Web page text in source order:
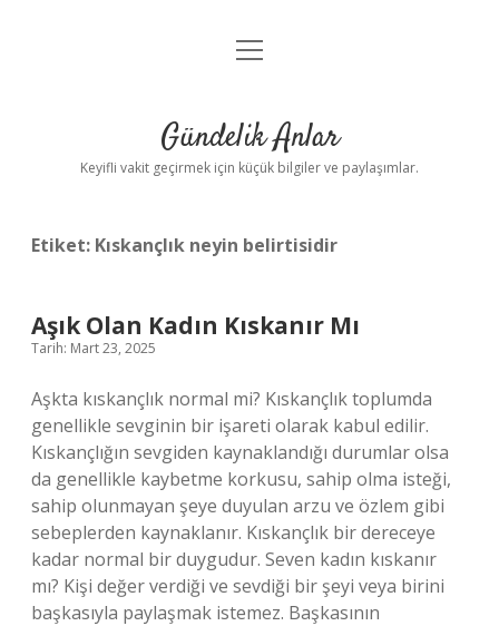
Anasayfa
Yasal Uyarı
menüyü
Gündelik Anlar
Keyifli vakit geçirmek için küçük bilgiler ve paylaşımlar.
Etiket: Kıskançlık neyin belirtisidir
Aşık Olan Kadın Kıskanır Mı
Tarih: Mart 23, 2025
Aşkta kıskançlık normal mi? Kıskançlık toplumda
genellikle sevginin bir işareti olarak kabul edilir.
Kıskançlığın sevgiden kaynaklandığı durumlar olsa
da genellikle kaybetme korkusu, sahip olma isteği,
sahip olunmayan şeye duyulan arzu ve özlem gibi
sebeplerden kaynaklanır. Kıskançlık bir dereceye
kadar normal bir duygudur. Seven kadın kıskanır
mı? Kişi değer verdiği ve sevdiği bir şeyi veya birini
başkasıyla paylaşmak istemez. Başkasının